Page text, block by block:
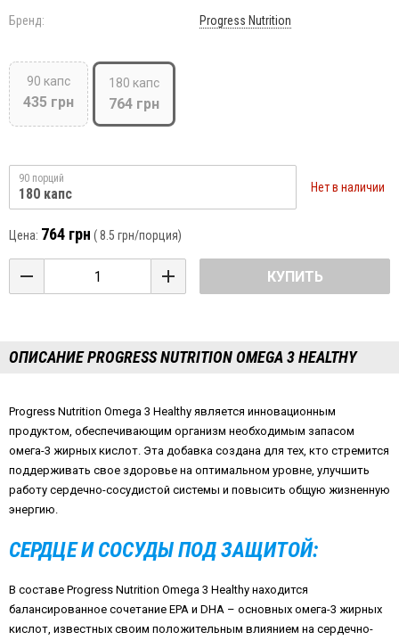
Бренд:
Progress Nutrition
90 капс
435 грн
180 капс
764 грн
90 порций
180 капс Нет в наличии
Цена: 764 грн (8.5 грн/порция)
КУПИТЬ
ОПИСАНИЕ PROGRESS NUTRITION OMEGA 3 HEALTHY
Progress Nutrition Omega 3 Healthy является инновационным
продуктом, обеспечивающим организм необходимым запасом
омега-3 жирных кислот. Эта добавка создана для тех, кто стремится
поддерживать свое здоровье на оптимальном уровне, улучшить
работу сердечно-сосудистой системы и повысить общую жизненную
энергию.
СЕРДЦЕ И СОСУДЫ ПОД ЗАЩИТОЙ:
В составе Progress Nutrition Omega 3 Healthy находится
балансированное сочетание EPA и DHA – основных омега-3 жирных
кислот, известных своим положительным влиянием на сердечно-